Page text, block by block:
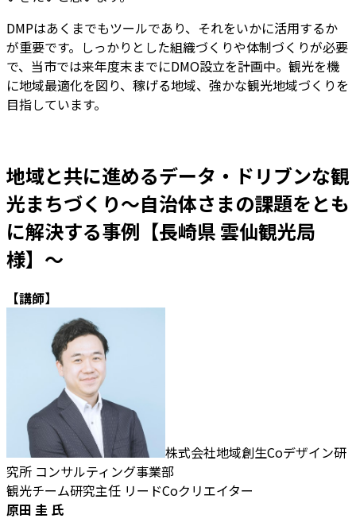
DMPはあくまでもツールであり、それをいかに活用するか
が重要です。しっかりとした組織づくりや体制づくりが必要
で、当市では来年度末までにDMO設立を計画中。観光を機
に地域最適化を図り、稼げる地域、強かな観光地域づくりを
目指しています。
地域と共に進めるデータ・ドリブンな観
光まちづくり～自治体さまの課題をとも
に解決する事例【長崎県 雲仙観光局
様】～
【講師】
株式会社地域創生Coデザイン研
究所 コンサルティング事業部
観光チーム研究主任 リードCoクリエイター
原田 圭 氏